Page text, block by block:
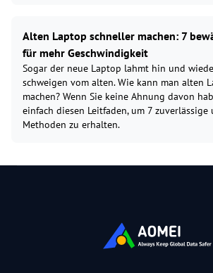
Alten Laptop schneller machen: 7
für mehr Geschwindigkeit
Sogar der neue Laptop lahmt hin und
schweigen vom alten. Wie kann man alten
machen? Wenn Sie keine Ahnung davon
einfach diesen Leitfaden, um 7
Methoden zu erhalten.